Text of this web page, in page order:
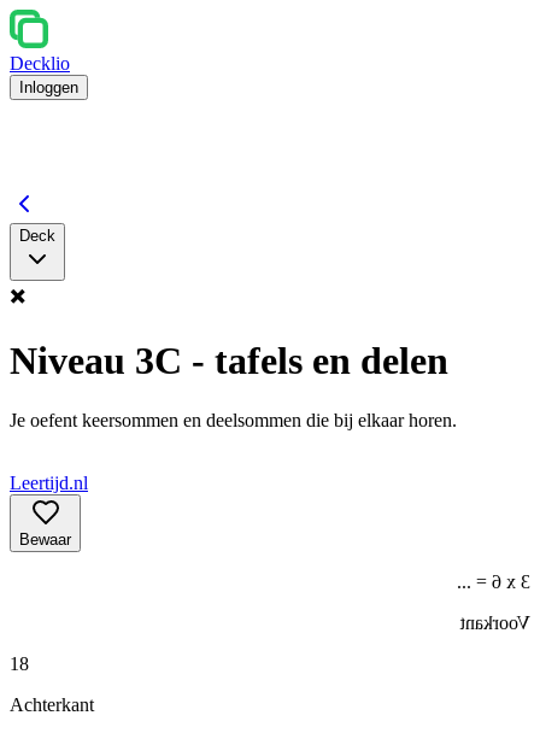
Decklio
Inloggen
Deck
✖️
Niveau 3C - tafels en delen
Je oefent keersommen en deelsommen die bij elkaar horen.
Leertijd.nl
Bewaar
3 x 6 = ...
Voorkant
18
Achterkant